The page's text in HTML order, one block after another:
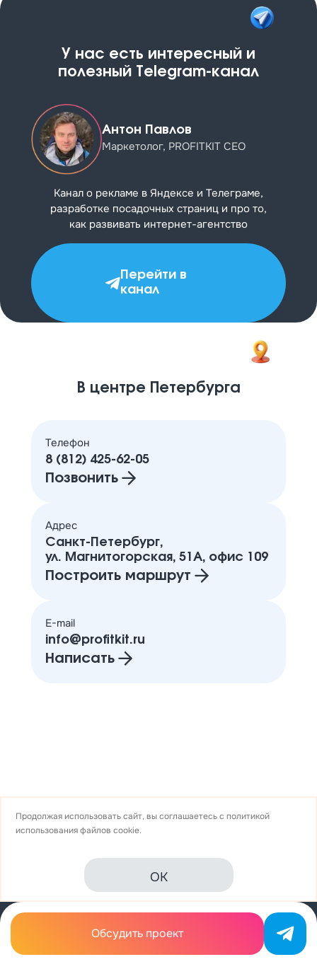
У нас есть интересный и
полезный Telegram-канал
Антон Павлов
Маркетолог, PROFITKIT CEO
Канал о рекламе в Яндексе и Телеграме,
разработке посадочных страниц и про то,
как развивать интернет-агентство
Перейти в
канал
В центре Петербурга
Телефон
8 (812) 425-62-05
Позвонить
Адрес
Санкт-Петербург,
ул. Магнитогорская, 51А, офис 109
Построить маршрут
E-mail
info@profitkit.ru
Написать
Расскажитео вашем
бизнесе
А мы придумаем, как его усилить
Обсудить проект
Продолжая использовать сайт, вы соглашаетесь с политикой
использованияфайлов cookie.
OK